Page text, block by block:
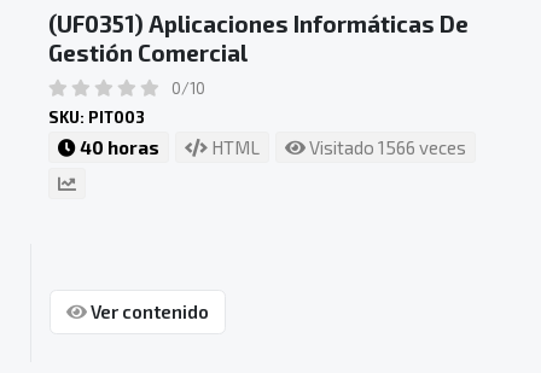
(UF0351) Aplicaciones Informáticas De
Gestión Comercial
0/10
SKU: PIT003
40 horas HTML Visitado 1566 veces
Ver contenido